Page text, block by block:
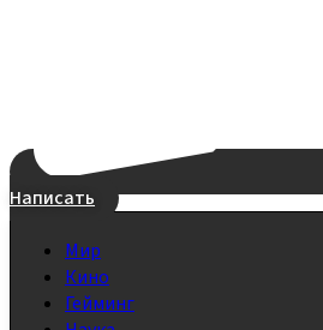
Написать
Мир
Кино
Гейминг